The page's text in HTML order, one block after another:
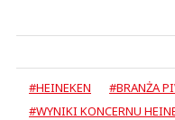
#HEINEKEN
#BRANŻA
#WYNIKI KONCERNU